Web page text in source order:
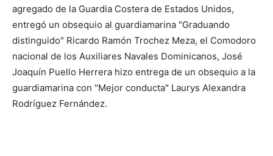
agregado de la Guardia Costera de Estados Unidos,
entregó un obsequio al guardiamarina "Graduando
distinguido" Ricardo Ramón Trochez Meza, el Comodoro
nacional de los Auxiliares Navales Dominicanos, José
Joaquín Puello Herrera hizo entrega de un obsequio a la
guardiamarina con "Mejor conducta" Laurys Alexandra
Rodríguez Fernández.